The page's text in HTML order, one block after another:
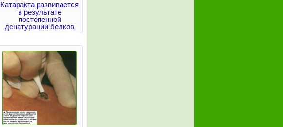
Катаракта развивается
в результате
постепенной
денатурации белков